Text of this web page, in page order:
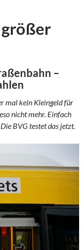
–
mal kein Kleingeld für
nicht mehr. Einfach
BVG testet das jetzt.